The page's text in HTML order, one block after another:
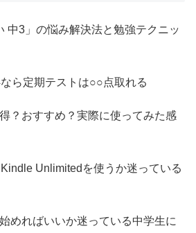
中3」の悩み解決法と勉強テクニッ
なら定期テストは○○点取れる
？おすすめ？実際に使ってみた感
Kindle Unlimitedを使うか迷っている
めればいいか迷っている中学生に